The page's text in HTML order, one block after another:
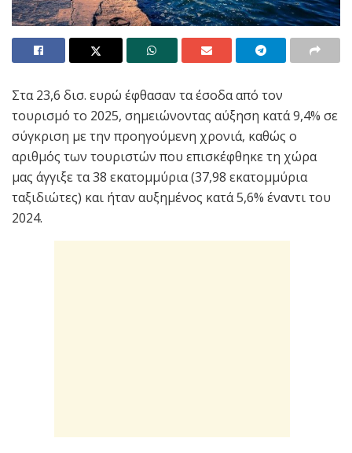
Στα 23,6 δισ. ευρώ έφθασαν τα έσοδα από τον
τουρισμό το 2025, σημειώνοντας αύξηση κατά 9,4% σε
σύγκριση με την προηγούμενη χρονιά, καθώς ο
αριθμός των τουριστών που επισκέφθηκε τη χώρα
μας άγγιξε τα 38 εκατομμύρια (37,98 εκατομμύρια
ταξιδιώτες) και ήταν αυξημένος κατά 5,6% έναντι του
2024.